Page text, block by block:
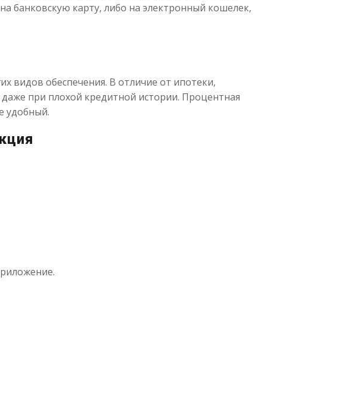
банковскую карту, либо на электронный кошелек,
видов обеспечения. В отличие от ипотеки,
при плохой кредитной истории. Процентная
удобный.